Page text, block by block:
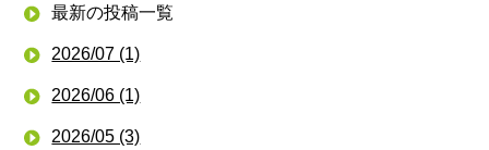
最新の投稿一覧
2026/07 (1)
2026/06 (1)
2026/05 (3)